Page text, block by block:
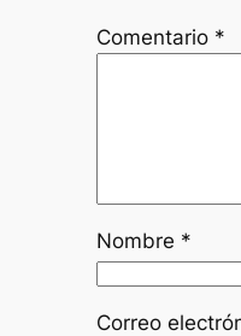
Comentario *
Nombre *
Correo